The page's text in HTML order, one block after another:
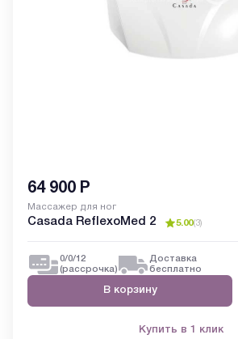
64 900 Р
Массажер для ног
Casada ReflexoMed 2 5.00(3)
0/0/12
(рассрочка)
Доставка
бесплатно
В корзину
Купить в 1 клик